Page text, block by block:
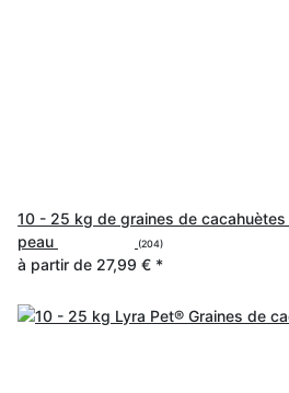
10 - 25 kg de graines de
peau
(204)
à partir de 27,99 € *